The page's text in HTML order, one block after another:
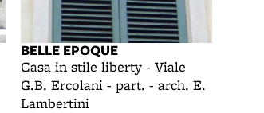
BELLE EPOQUE
Casa in stile liberty - Viale
G.B. Ercolani - part. - arch. E.
Lambertini